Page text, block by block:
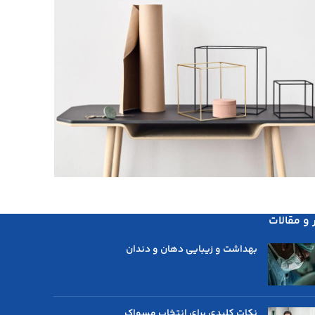
Kitchen
Leo uteu ullamcorper
و مقالات
بهداشت و زیبایی دهان و دندان